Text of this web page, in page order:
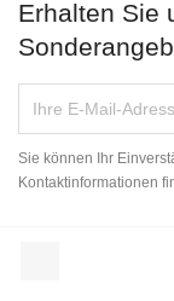
Erhalten Sie
Sie können Ihr
Kontaktinformationen